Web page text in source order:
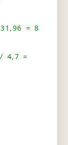
= 8
4,7 =